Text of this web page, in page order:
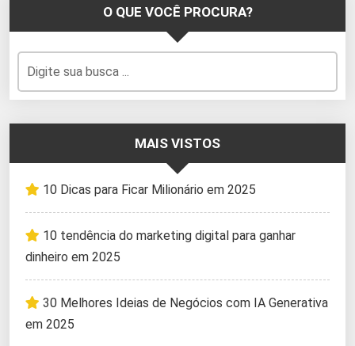
O QUE VOCÊ PROCURA?
MAIS VISTOS
10 Dicas para Ficar Milionário em 2025
10 tendência do marketing digital para ganhar
dinheiro em 2025
30 Melhores Ideias de Negócios com IA Generativa
em 2025